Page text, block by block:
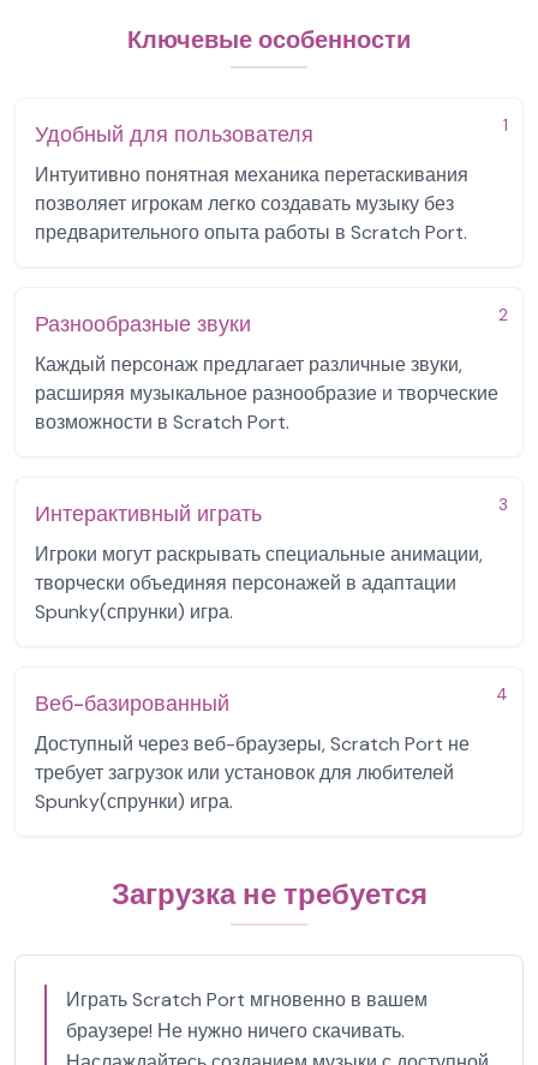
Ключевые особенности
1
Удобный для пользователя
Интуитивно понятная механика перетаскивания
позволяет игрокам легко создавать музыку без
предварительного опыта работы в Scratch Port.
2
Разнообразные звуки
Каждый персонаж предлагает различные звуки,
расширяя музыкальное разнообразие и творческие
возможности в Scratch Port.
3
Интерактивный играть
Игроки могут раскрывать специальные анимации,
творчески объединяя персонажей в адаптации
Spunky(спрунки) игра.
4
Веб-базированный
Доступный через веб-браузеры, Scratch Port не
требует загрузок или установок для любителей
Spunky(спрунки) игра.
Загрузка не требуется
Играть Scratch Port мгновенно в вашем
браузере! Не нужно ничего скачивать.